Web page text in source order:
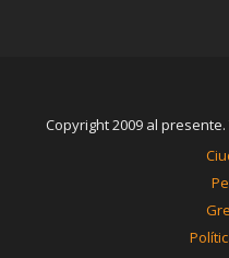
Copyright 2009 al